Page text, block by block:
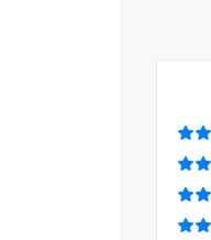
증상을 완
바른 몸의
바른 자세